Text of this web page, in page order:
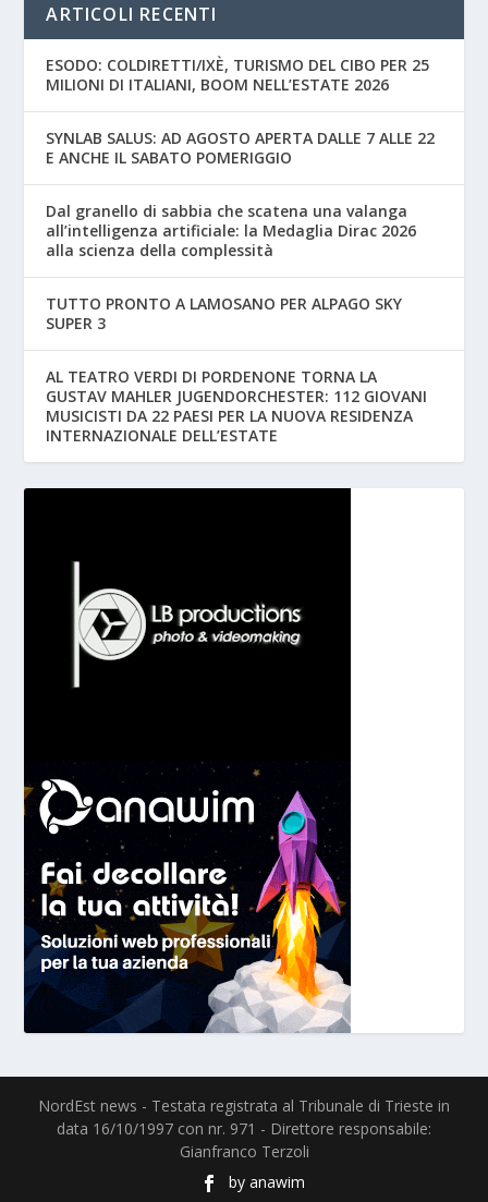
ARTICOLI RECENTI
ESODO: COLDIRETTI/IXÈ, TURISMO DEL CIBO PER 25
MILIONI DI ITALIANI, BOOM NELL’ESTATE 2026
SYNLAB SALUS: AD AGOSTO APERTA DALLE 7 ALLE 22
E ANCHE IL SABATO POMERIGGIO
Dal granello di sabbia che scatena una valanga
all’intelligenza artificiale: la Medaglia Dirac 2026
alla scienza della complessità
TUTTO PRONTO A LAMOSANO PER ALPAGO SKY
SUPER 3
AL TEATRO VERDI DI PORDENONE TORNA LA
GUSTAV MAHLER JUGENDORCHESTER: 112 GIOVANI
MUSICISTI DA 22 PAESI PER LA NUOVA RESIDENZA
INTERNAZIONALE DELL’ESTATE
NordEst news - Testata registrata al Tribunale di Trieste in
data 16/10/1997 con nr. 971 - Direttore responsabile:
Gianfranco Terzoli
by anawim